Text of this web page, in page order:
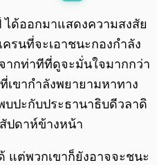
ด้ออกมาแสดงความสงสัย
รนที่จะเอาชนะกองกำลัง
ากท่าทีที่ดูจะมั่นใจมากกว่า
ขากำลังพยายามหาทาง
ปะกับประธานาธิบดีวลาดิ
ปดาห์ข้างหน้า
แต่พวกเขาก็ยังอาจจะชนะ